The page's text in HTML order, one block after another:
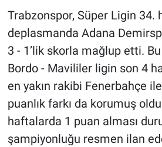
Trabzonspor, Süper Ligin 34.
deplasmanda Adana
3 - 1’lik skorla mağlup etti.
Bordo - Mavililer ligin son 4
en yakın rakibi Fenerbahçe
puanlık farkı da korumuş
haftalarda 1 puan alması
şampiyonluğu resmen ilan
HABERDE İNSAN
POLİTİKA
SPOR
MAGAZİN
Bilim, Teknoloji